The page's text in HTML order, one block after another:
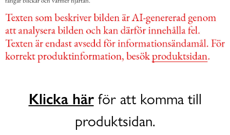
Klicka härför att komma till
produktsidan.